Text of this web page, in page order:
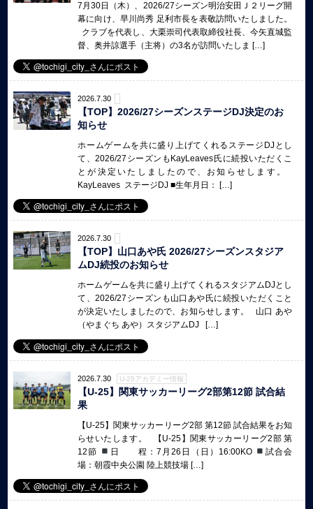
7月30日（木）、2026/27シーズン明治安田Ｊ２リーグ開
幕に向け、早川尚秀 足利市長を表敬訪問いたしました。
クラブを代表し、大栗崇司代表取締役社長、今矢直城監
督、奥井諒選手（主将）の3名が訪問いたしま […]
2026.7.30
【TOP】2026/27シーズンステージDJ決定のお
知らせ
ホームゲームを共に盛り上げてくれるステージDJとし
て、2026/27シーズンもKayLeaves氏に続投いただくこ
とが決定いたしましたので、お知らせします。
KayLeaves ステージDJ ■生年月日： […]
2026.7.30
【TOP】山口あや氏 2026/27シーズンスタジア
ムDJ続投のお知らせ
ホームゲームを共に盛り上げてくれるスタジアムDJとし
て、2026/27シーズンも山口あや氏に続投いただくこと
が決定いたしましたので、お知らせします。 山口 あや
（やまぐち あや）スタジアムDJ […]
2026.7.30 U-25アカデミー情報
【U-25】関東サッカーリーグ2部第12節 試合結
果
【U-25】関東サッカーリーグ2部 第12節 試合結果をお知
らせいたします。 【U-25】関東サッカーリーグ2部 第
12節
日 程：7月26日（日）16:00KO
試合会
場：朝霞中央公園 陸上競技場 […]